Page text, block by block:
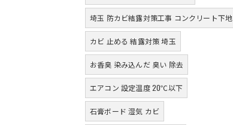
埼玉 防カビ結露対策工事 コンクリート下地
カビ 止める 結露対策 埼玉
お香臭 染み込んだ 臭い 除去
エアコン 設定温度 20℃以下
石膏ボード 湿気 カビ